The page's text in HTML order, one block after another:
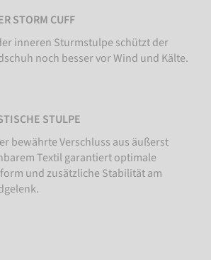
STORM CUFF
inneren Sturmstulpe schützt der
noch besser vor Wind und Kälte.
STULPE
bewährte Verschluss aus äußerst
Textil garantiert optimale
und zusätzliche Stabilität am